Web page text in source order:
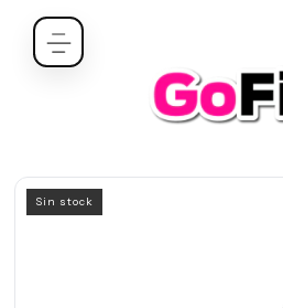
Sin stock